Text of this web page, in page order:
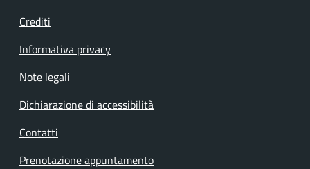
Crediti
Informativa privacy
Note legali
Dichiarazione di accessibilità
Contatti
Prenotazione appuntamento